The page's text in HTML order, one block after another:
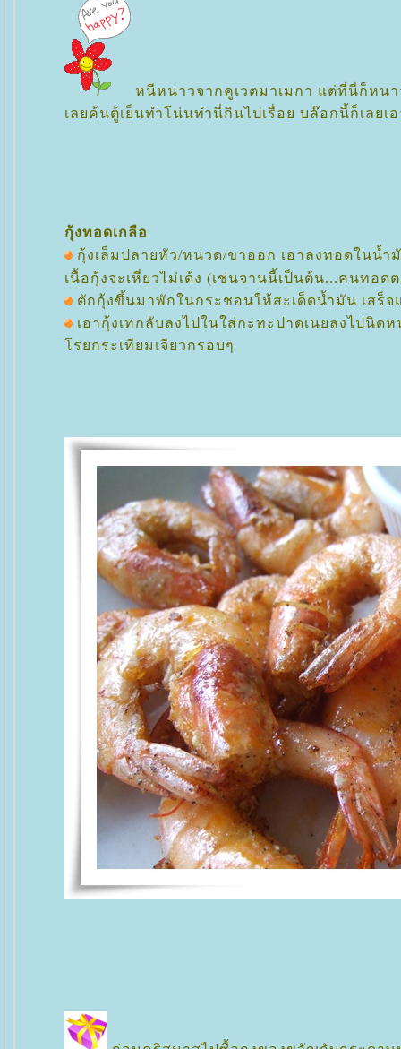
หนีหนาวจากคูเวตมาเมกา แต่ที่นี่ก็หน
เลยค้นตู้เย็นทำโน่นทำนี่กินไปเรื่อย บล๊อกนี้ก็เลยเ
กุ้งทอดเกลือ
กุ้งเล็มปลายหัว/หนวด/ขาออก เอาลงทอดในน้
เนื้อกุ้งจะเหี่ยวไม่เด้ง (เช่นจานนี้เป็นต้น...คนทอ
ตักกุ้งขึ้นมาพักในกระชอนให้สะเด็ดน้ำมัน เสร็
เอากุ้งเทกลับลงไปในใส่กะทะปาดเนยลงไปนิด
รยกระเทียมเจียวกรอบๆ